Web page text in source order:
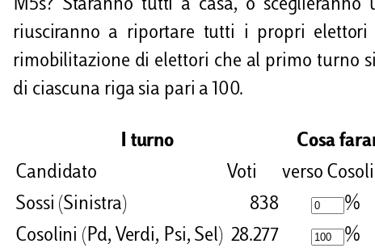
M5s? Staranno tutti a casa, o
riusciranno a riportare tutti i propri elettori
rimobilitazione di elettori che al primo turno
di ciascuna riga sia pari a 100.
I turno
Cosa
Candidato
Voti verso
Sossi (Sinistra)
838 %
Cosolini (Pd, Verdi, Psi, Sel) 28.277 %